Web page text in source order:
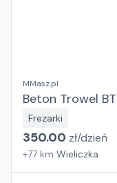
MMasz.pl
Beton Trowel
Frezarki
350.00 zł/dzień
+77 km Wieliczka